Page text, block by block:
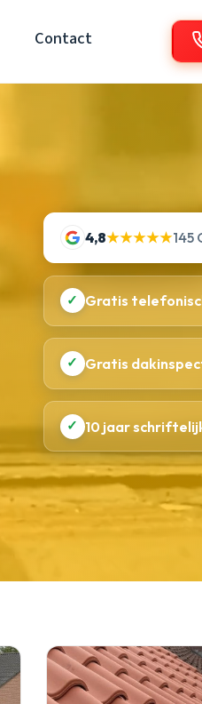
Contact
4,8★★★★★145
✓ Gratis
✓ Gratis
✓ 10 jaar